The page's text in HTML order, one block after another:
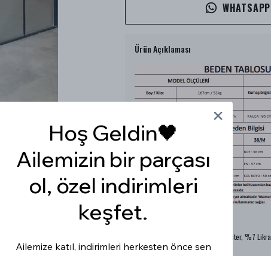
WHATSAPP
Ürün Açıklaması
Model Ölçüleri : 167cm/53kg
Ürün İçeriği : %93 Polyester, %7 Likra
Ürün Boyu : 56 cm
Hoş Geldin🖤
Ailemizin bir parçası
ol, özel indirimleri
keşfet.
Ailemize katıl, indirimleri herkesten önce sen